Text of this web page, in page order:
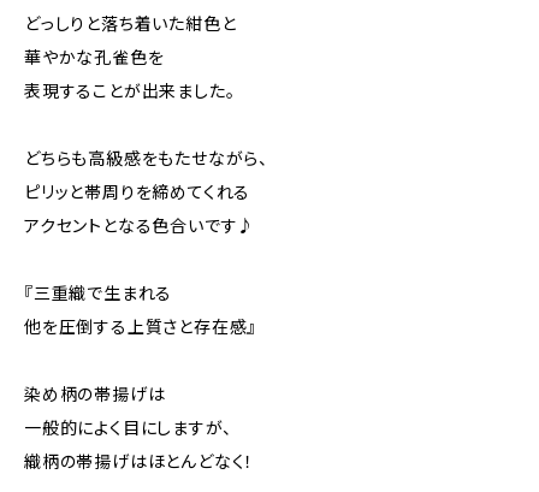
どっしりと落ち着いた紺色と
華やかな孔雀色を
表現することが出来ました。
どちらも高級感をもたせながら、
ピリッと帯周りを締めてくれる
アクセントとなる色合いです♪
『三重織で生まれる
他を圧倒する上質さと存在感』
染め柄の帯揚げは
一般的によく目にしますが、
織柄の帯揚げはほとんどなく！